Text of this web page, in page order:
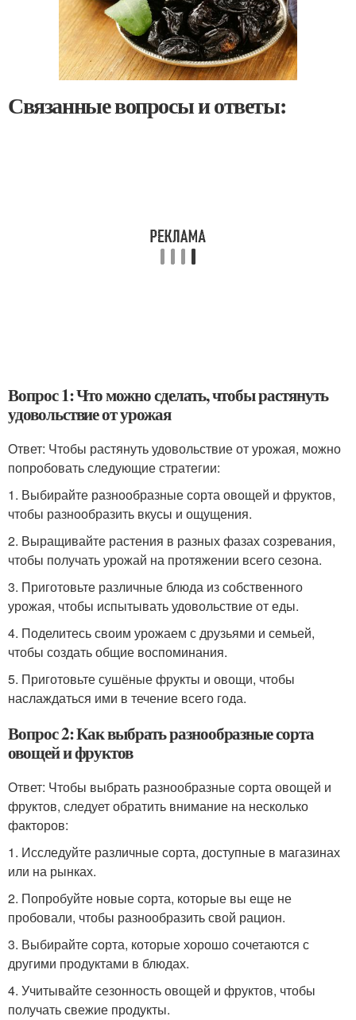
Связанные вопросы и ответы:
Вопрос 1: Что можно сделать, чтобы растянуть
удовольствие от урожая
Ответ: Чтобы растянуть удовольствие от урожая, можно
попробовать следующие стратегии:
1. Выбирайте разнообразные сорта овощей и фруктов,
чтобы разнообразить вкусы и ощущения.
2. Выращивайте растения в разных фазах созревания,
чтобы получать урожай на протяжении всего сезона.
3. Приготовьте различные блюда из собственного
урожая, чтобы испытывать удовольствие от еды.
4. Поделитесь своим урожаем с друзьями и семьей,
чтобы создать общие воспоминания.
5. Приготовьте сушёные фрукты и овощи, чтобы
наслаждаться ими в течение всего года.
Вопрос 2: Как выбрать разнообразные сорта
овощей и фруктов
Ответ: Чтобы выбрать разнообразные сорта овощей и
фруктов, следует обратить внимание на несколько
факторов:
1. Исследуйте различные сорта, доступные в магазинах
или на рынках.
2. Попробуйте новые сорта, которые вы еще не
пробовали, чтобы разнообразить свой рацион.
3. Выбирайте сорта, которые хорошо сочетаются с
другими продуктами в блюдах.
4. Учитывайте сезонность овощей и фруктов, чтобы
получать свежие продукты.